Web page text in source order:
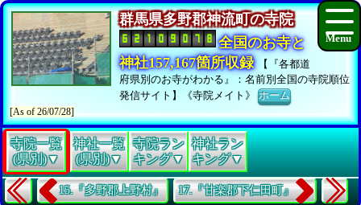
群馬県多野郡神流町の寺院
全国のお寺と
神社157,167箇所収録
【『各都道
府県別のお寺がわかる』：名前別全国の寺院順位
発信サイト】《寺院メイト》ホーム
[As of 26/07/28]
寺院一覧
(県別)▼
神社一覧
(県別)▼
寺院ラン
キング▼
神社ラン
キング▼
15.『多野郡上野村』 17.『甘楽郡下仁田町』